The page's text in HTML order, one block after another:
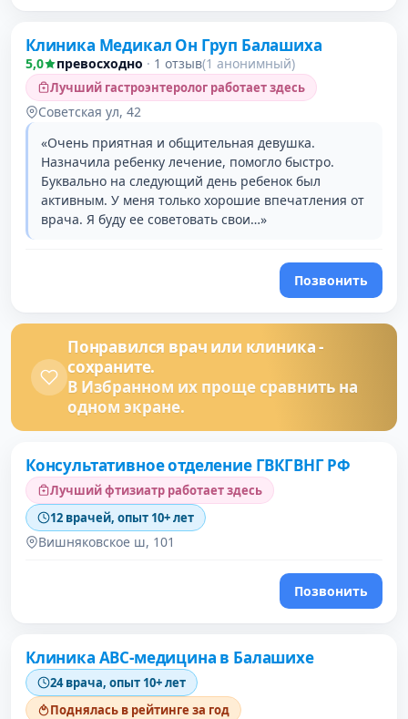
Клиника Медикал Он Груп Балашиха
5,0 превосходно · 1 отзыв(1 анонимный)
Лучший гастроэнтеролог работает здесь
Советская ул, 42
«Очень приятная и общительная девушка.
Назначила ребенку лечение, помогло быстро.
Буквально на следующий день ребенок был
активным. У меня только хорошие впечатления от
врача. Я буду ее советовать свои…»
Позвонить
Понравился врач или клиника -
сохраните.
В Избранном их проще сравнить на
одном экране.
Консультативное отделение ГВКГВНГ РФ
Лучший фтизиатр работает здесь
12 врачей, опыт 10+ лет
Вишняковское ш, 101
Позвонить
Клиника АВС-медицина в Балашихе
24 врача, опыт 10+ лет
Поднялась в рейтинге за год